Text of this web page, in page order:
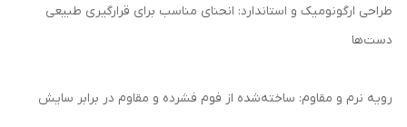
طراحی ارگونومیک و استاندارد: انحنای مناسب برای قرارگیری طبیعی
دست‌ها
رویه نرم و مقاوم: ساخته‌شده از فوم فشرده و مقاوم در برابر سایش